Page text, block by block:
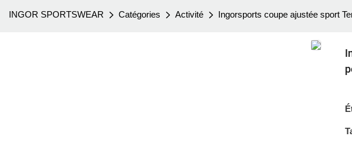
INGOR SPORTSWEAR Catégories Activité Ingorsports coupe ajustée sport